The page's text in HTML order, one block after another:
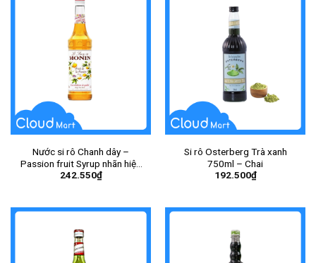
Nước si rô Chanh dây –
Passion fruit Syrup nhãn hiệu
Monin 700ml – Chai
242.550₫
Si rô Osterberg Trà xanh
750ml – Chai
192.500₫